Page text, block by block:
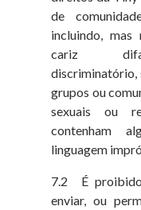
de
incluindo, mas
cariz
discriminatório,
grupos ou
sexuais ou
contenham
linguagem
7.2 É
enviar, ou